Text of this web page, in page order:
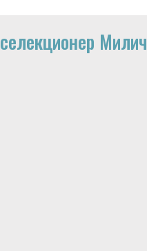
селекционер Милич